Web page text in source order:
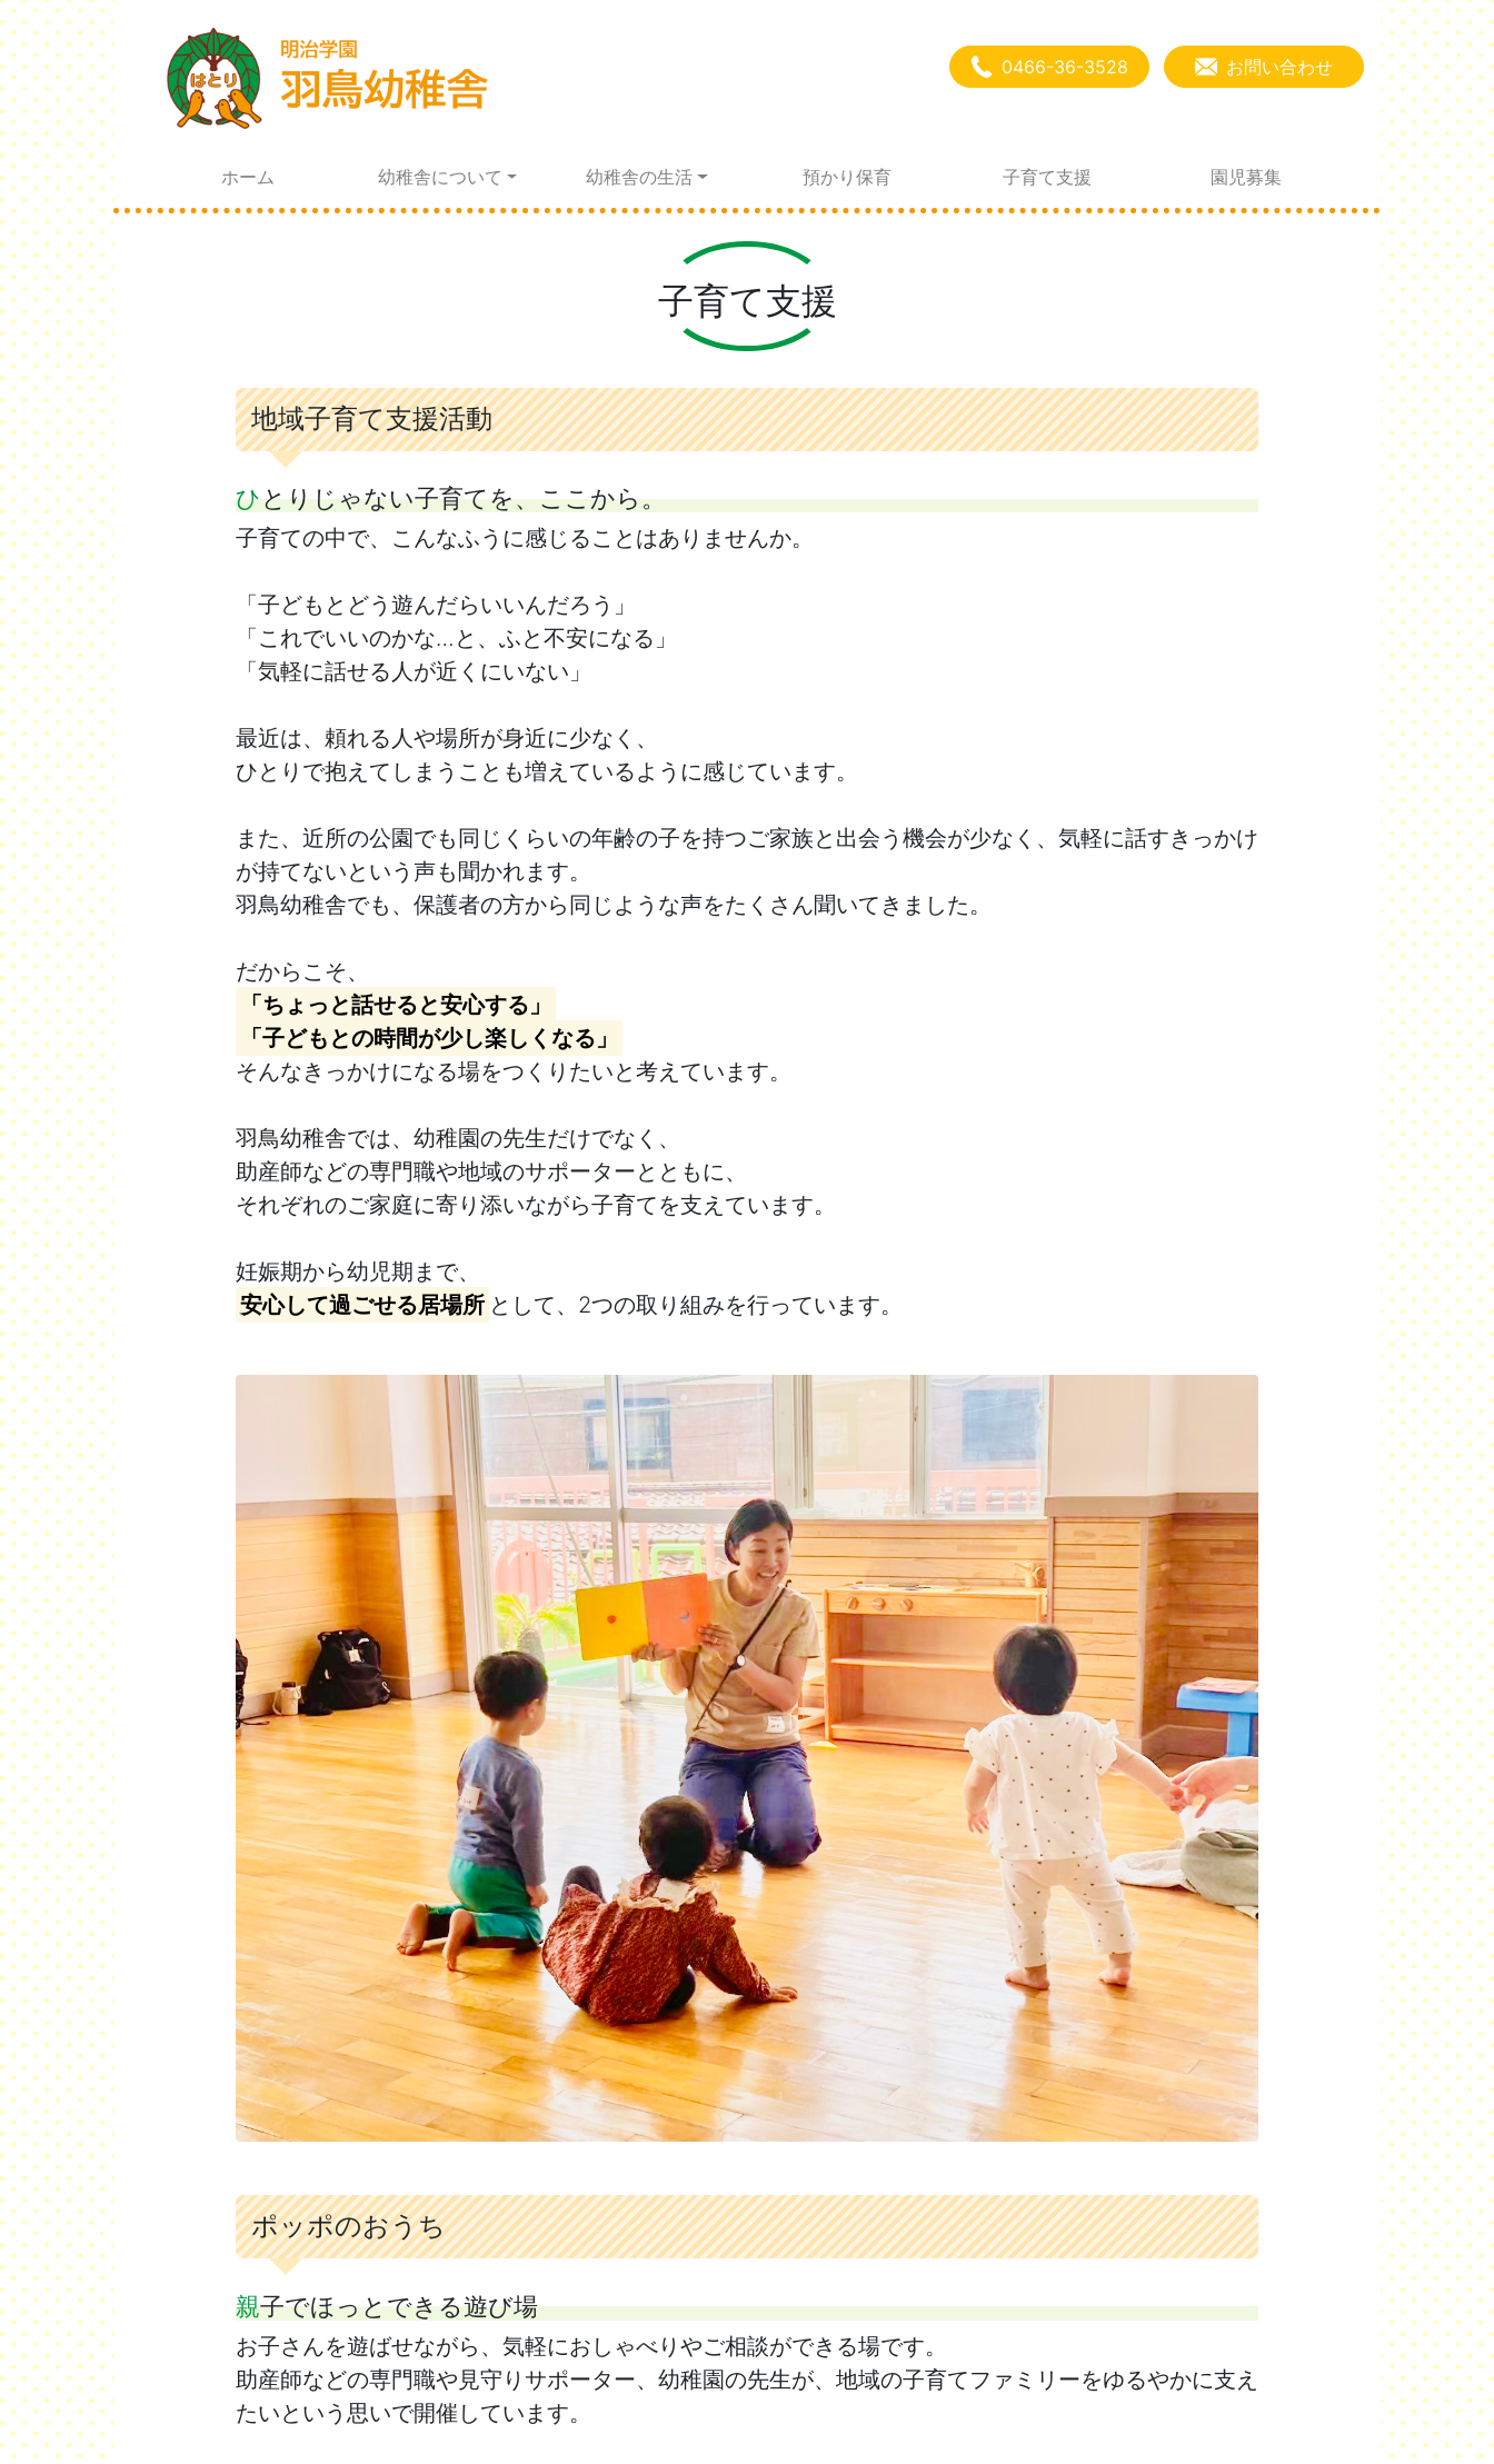
0466-36-3528 お問い合わせ
ホーム 幼稚舎について 幼稚舎の生活 預かり保育 子育て支援 園児募集
子育て支援
地域子育て支援活動
ひとりじゃない子育てを、ここから。
子育ての中で、こんなふうに感じることはありませんか。
「子どもとどう遊んだらいいんだろう」
「これでいいのかな…と、ふと不安になる」
「気軽に話せる人が近くにいない」
最近は、頼れる人や場所が身近に少なく、
ひとりで抱えてしまうことも増えているように感じています。
また、近所の公園でも同じくらいの年齢の子を持つご家族と出会う機会が少なく、気軽に話すきっかけ
が持てないという声も聞かれます。
羽鳥幼稚舎でも、保護者の方から同じような声をたくさん聞いてきました。
だからこそ、
「ちょっと話せると安心する」
「子どもとの時間が少し楽しくなる」
そんなきっかけになる場をつくりたいと考えています。
羽鳥幼稚舎では、幼稚園の先生だけでなく、
助産師などの専門職や地域のサポーターとともに、
それぞれのご家庭に寄り添いながら子育てを支えています。
妊娠期から幼児期まで、
安心して過ごせる居場所 として、2つの取り組みを行っています。
ポッポのおうち
親子でほっとできる遊び場
お子さんを遊ばせながら、気軽におしゃべりやご相談ができる場です。
助産師などの専門職や見守りサポーター、幼稚園の先生が、地域の子育てファミリーをゆるやかに支え
たいという思いで開催しています。